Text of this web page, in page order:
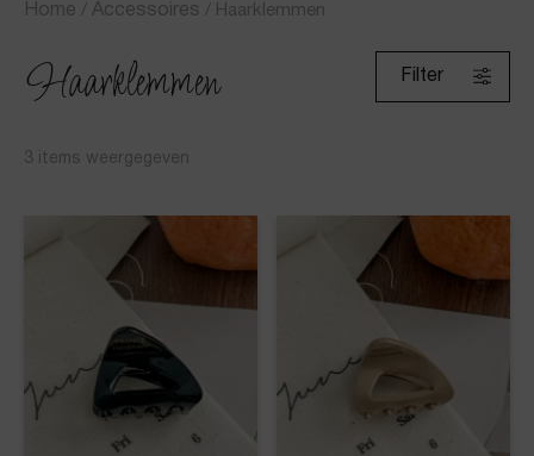
Home / Accessoires / Haarklemmen
Filter
3 items weergegeven
Haarklemmen